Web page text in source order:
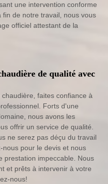
une intervention conforme
de notre travail, nous vous
officiel attestant de la
de qualité avec
faites confiance à
Forts d'une
nous avons les
offrir un service de qualité.
ne serez pas déçu du travail
pour le devis et nous
prestation impeccable. Nous
et prêts à intervenir à votre
nous!